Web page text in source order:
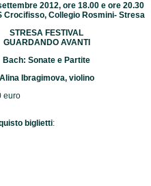
2012, ore 18.00 e ore 20.30
Crocifisso, Collegio Rosmini- Stresa
STRESA FESTIVAL
GUARDANDO AVANTI
Bach: Sonate e Partite
Alina Ibragimova, violino
euro
biglietti: